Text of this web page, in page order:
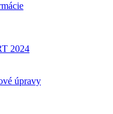
2024
úpravy